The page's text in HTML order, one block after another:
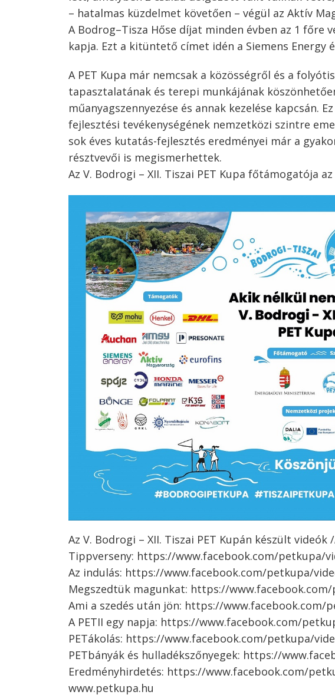
– hatalmas küzdelmet követően – végül az Aktív
A Bodrog–Tisza Hőse díjat minden évben az 1
kapja. Ezt a kitüntető címet idén a Siemens Energy
A PET Kupa már nemcsak a közösségről és a
tapasztalatának és terepi munkájának
műanyagszennyezése és annak kezelése kapcsán.
fejlesztési tevékenységének nemzetközi szintre
sok éves kutatás-fejlesztés eredményei már a
résztvevői is megismerhettek.
Az V. Bodrogi – XII. Tiszai PET Kupa főtámogatója
Az V. Bodrogi – XII. Tiszai PET Kupán készült
Tippverseny: https://www.facebook.com/petkupa/
Az indulás: https://www.facebook.com/petkupa/
Megszedtük magunkat: https://www.facebook.com/
Ami a szedés után jön: https://www.facebook.com/
A PETII egy napja: https://www.facebook.com/
PETákolás: https://www.facebook.com/petkupa/
PETbányák és hulladékszőnyegek: https://
Eredményhirdetés: https://www.facebook.com/
www.petkupa.hu